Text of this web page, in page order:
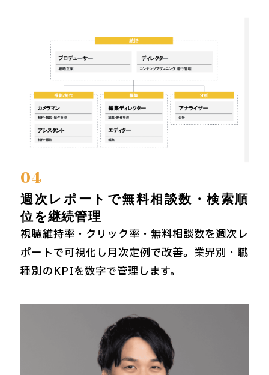
04
週次レポートで無料相談数・検索順
位を継続管理
視聴維持率・クリック率・無料相談数を週次レ
ポートで可視化し月次定例で改善。業界別・職
種別のKPIを数字で管理します。